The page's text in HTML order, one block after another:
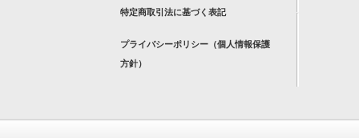
特定商取引法に基づく表記
プライバシーポリシー（個人情報保護
方針）